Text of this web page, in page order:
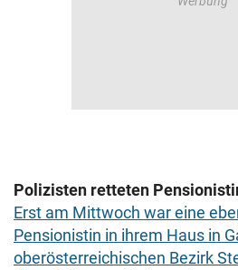
Polizisten retteten
Erst am Mittwoch war eine
Pensionistin in ihrem Haus in
oberösterreichischen Bezirk